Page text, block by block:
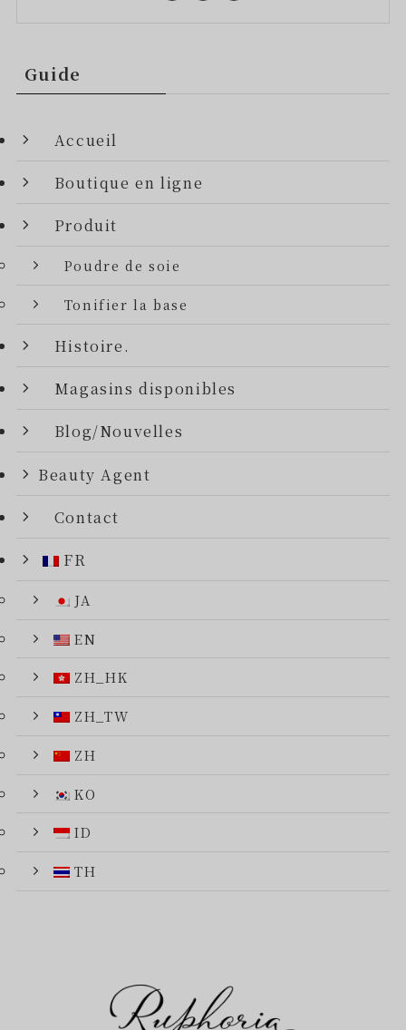
Guide
Accueil
Boutique en ligne
Produit
Poudre de soie
Tonifier la base
Histoire.
Magasins disponibles
Blog/Nouvelles
Beauty Agent
Contact
FR
JA
EN
ZH_HK
ZH_TW
ZH
KO
ID
TH